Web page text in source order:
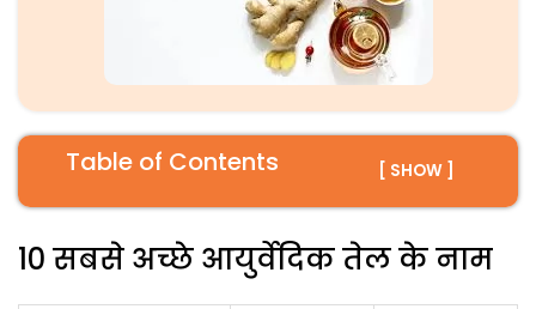
Table of Contents [ SHOW ]
10 सबसे अच्छे आयुर्वेदिक तेल के नाम